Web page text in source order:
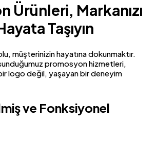
Ürünleri, Markanızı
Taşıyın
müşterinizin hayatına dokunmaktır.
promosyon hizmetleri,
logo değil, yaşayan bir deneyim
ve Fonksiyonel